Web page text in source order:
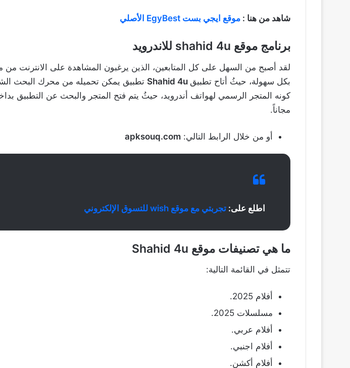
شاهد من هنا : موقع ايجي بست EgyBest الأصلي
برنامج موقع shahid 4u للاندرويد
لقد أصبح من السهل على كل المتابعين، الذين يرغبون المشاهدة على الانترنت من
بكل سهولة، حيثُ أتاح تطبيق
تطبيق يمكن تحميله من محرك البحث
كونه المتجر الرسمي لهواتف أندرويد، حيثُ يتم فتح المتجر والبحث عن التطبيق
مجاناً.
أو من خلال الرابط التالي: apksouq.com
اطلع على: تجربتي مع موقع wish للتسوق الإلكتروني
ما هي تصنيفات موقع Shahid 4u
تتمثل في القائمة التالية:
أفلام 2025.
مسلسلات 2025.
أفلام عربي.
أفلام اجنبي.
أفلام أكشن.